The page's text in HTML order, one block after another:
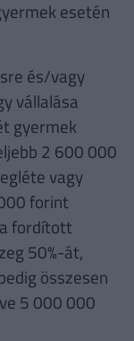
esetén
és/vagy
vállalása
gyermek
2 600 000
vagy
forint
fordított
50%-át,
összesen
5 000 000